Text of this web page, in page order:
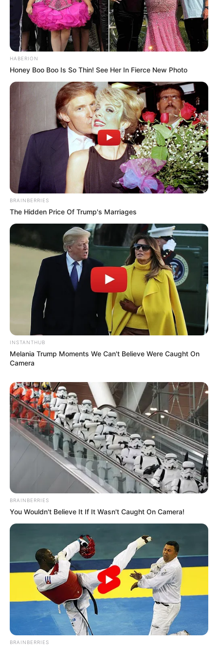
HABERION
Honey Boo Boo Is So Thin! See Her In Fierce New Photo
BRAINBERRIES
The Hidden Price Of Trump's Marriages
INSTANTHUB
Melania Trump Moments We Can't Believe Were Caught On
Camera
BRAINBERRIES
You Wouldn't Believe It If It Wasn't Caught On Camera!
BRAINBERRIES